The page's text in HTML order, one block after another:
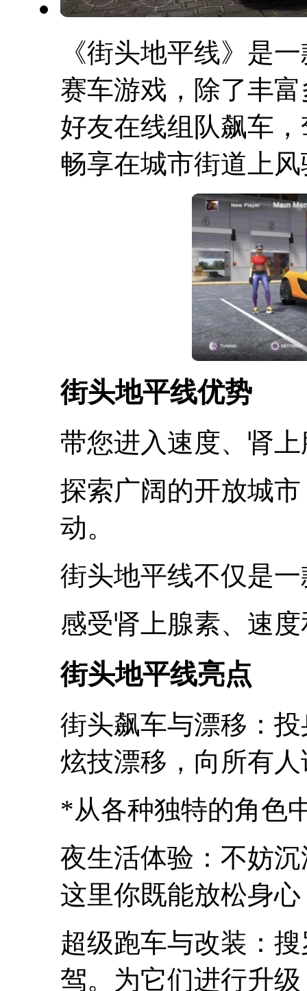
《街头地平线》是
赛车游戏，除了丰
好友在线组队飙车
畅享在城市街道上
街头地平线优势
带您进入速度、肾
探索广阔的开放城
动。
街头地平线不仅是
感受肾上腺素、速
街头地平线亮点
街头飙车与漂移：
炫技漂移，向所有
*从各种独特的角色
夜生活体验：不妨
这里你既能放松身
超级跑车与改装：
驾。为它们进行升